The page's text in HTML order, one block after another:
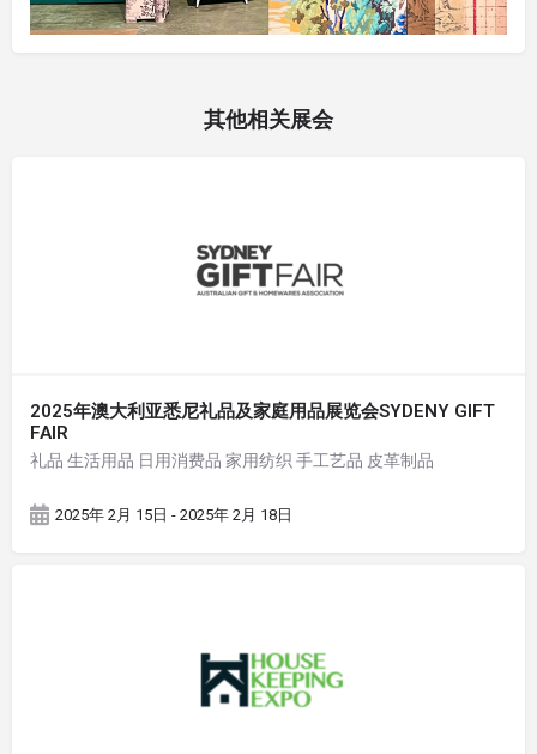
其他相关展会
2025年澳大利亚悉尼礼品及家庭用品展览会SYDENY GIFT
FAIR
礼品 生活用品 日用消费品 家用纺织 手工艺品 皮革制品
2025年 2月 15日 - 2025年 2月 18日